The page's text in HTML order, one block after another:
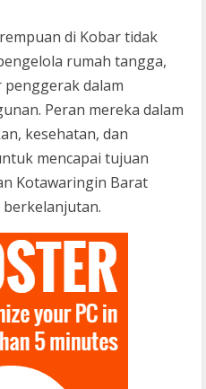
di Kobar tidak
rumah tangga,
dalam
Peran mereka dalam
kesehatan, dan
mencapai tujuan
Kotawaringin Barat